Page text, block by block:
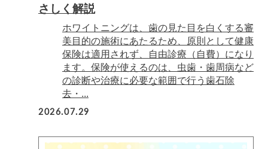
さしく解説
ホワイトニングは、歯の見た目を白くする審
美目的の施術にあたるため、原則として健康
保険は適用されず、自由診療（自費）になり
ます。保険が使えるのは、虫歯・歯周病など
の診断や治療に必要な範囲で行う歯石除
去・...
2026.07.29